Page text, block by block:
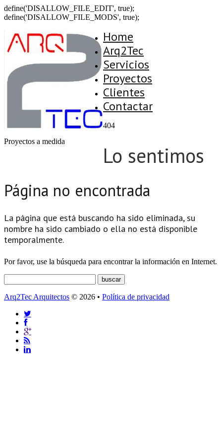
define('DISALLOW_FILE_EDIT', true);
define('DISALLOW_FILE_MODS', true);
Proyectos a medida
Home
Arq2Tec
Servicios
Proyectos
Clientes
Contactar
404
Lo sentimos
Página no encontrada
La página que está buscando ha sido eliminada, su
nombre ha sido cambiado o ella no está disponible
temporalmente.
Por favor, use la búsqueda para encontrar la información en Internet.
Arq2Tec Arquitectos © 2026 • Política de privacidad